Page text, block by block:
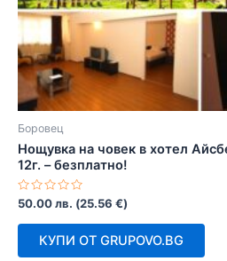
Боровец
Нощувка на човек в хотел
12г. – безплатно!
Оценено
0
50.00лв. (25.56 €)
КУПИ ОТ GRUPOVO.BG